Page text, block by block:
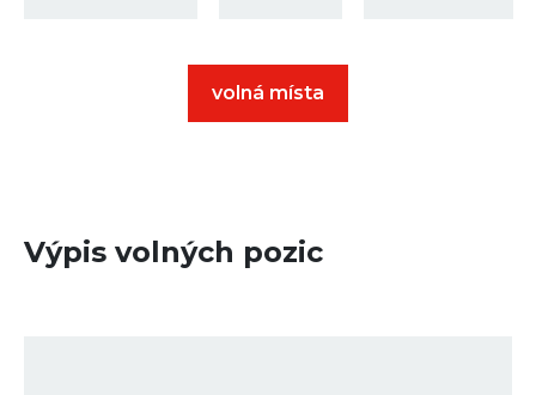
volná místa
Výpis volných pozic